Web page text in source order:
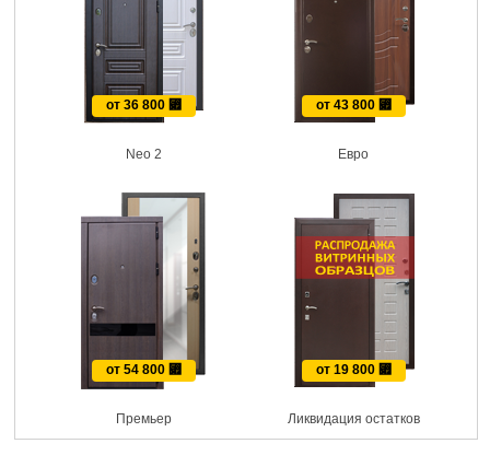
от 36 800 ⃏
Neo 2
от 43 800 ⃏
Евро
от 54 800 ⃏
Премьер
от 19 800 ⃏
Ликвидация остатков